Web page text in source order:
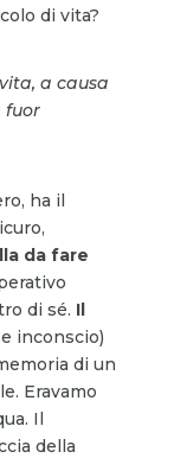
di vita?
a causa
fuor
ha il
da fare
di sé. Il
inconscio)
di un
Eravamo
Il
della